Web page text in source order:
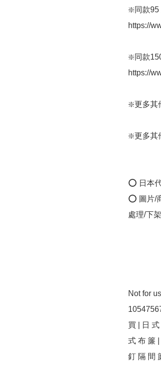
❇️同款95
https://
❇️同款
https://
❇️更多其
❇️更多其
⭕ 日本
⭕ 圖片/
處理/下架
Not for
買 | 日
式 布 簾
釘 隔 間